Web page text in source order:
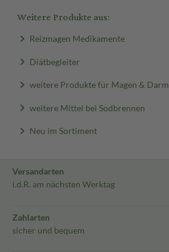
Weitere Produkte aus:
Reizmagen Medikamente
Diätbegleiter
weitere Produkte für Magen & Darm
weitere Mittel bei Sodbrennen
Neu im Sortiment
Versandarten
i.d.R. am nächsten Werktag
Zahlarten
sicher und bequem